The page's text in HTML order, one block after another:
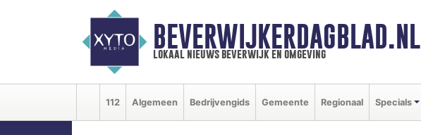
BEVERWIJKERDAGBLAD.NL
lokaal nieuws beverwijk en omgeving
112 Algemeen Bedrijvengids Gemeente Regionaal Specials